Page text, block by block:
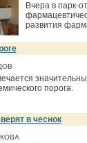
Вчера в парк-
развития
порога.
в чеснок